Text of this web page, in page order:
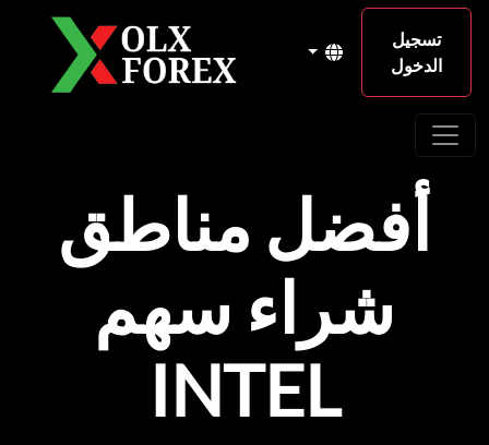
تسجيل
الدخول
أفضل مناطق
شراء سهم
INTEL